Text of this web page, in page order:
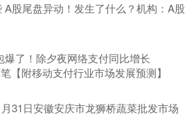
A股尾盘异动！发生了什么？机构：A股
爆了！除夕夜网络支付同比增长
【附移动支付行业市场发展预测】
31日安徽安庆市龙狮桥蔬菜批发市场